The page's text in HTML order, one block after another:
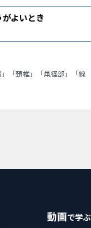
よいとき
「頚椎」「鼡径部」「線
動画で学ぶ